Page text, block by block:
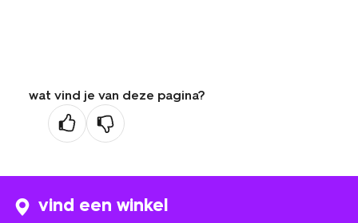
wat vind je van deze pagina?
vind een winkel